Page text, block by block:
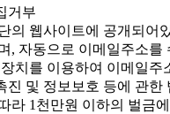
거부
의 웹사이트에 공개되어
, 자동으로 이메일주소를
치를 이용하여 이메일주
진 및 정보보호 등에 관한
라 1천만원 이하의 벌금